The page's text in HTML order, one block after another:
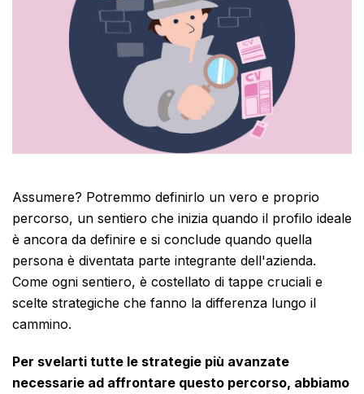
Assumere? Potremmo definirlo un vero e proprio
percorso, un sentiero che inizia quando il profilo ideale
è ancora da definire e si conclude quando quella
persona è diventata parte integrante dell'azienda.
Come ogni sentiero, è costellato di tappe cruciali e
scelte strategiche che fanno la differenza lungo il
cammino.
Per svelarti tutte le strategie più avanzate
necessarie ad affrontare questo percorso, abbiamo